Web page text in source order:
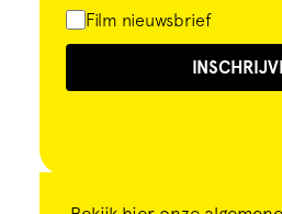
Film nieuwsbrief